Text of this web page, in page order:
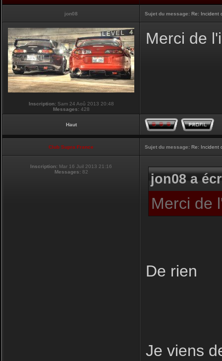
jon08 Sujet du message: Re: Incident
Inscription:Sam 24 Aoû 2013 20:48
Messages:428
Merci de
Haut
Club Supra France Sujet du message: Re: Incident
Inscription: Mar 16 Juil 2013 21:16
Messages:82 jon08 a
Merci de
De rien
Je viens